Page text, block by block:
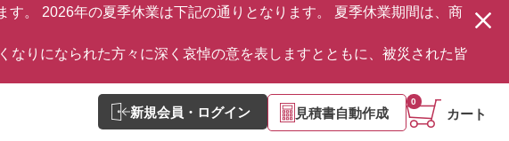
。 2026年の夏季休業は下記の通りとなります。 夏季休業期間は、商
なりになられた方々に深く哀悼の意を表しますとともに、被災された皆
新規会員・ログイン 見積書自動作成 カート
0